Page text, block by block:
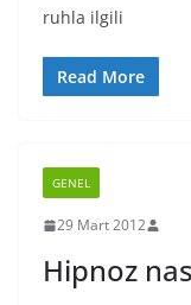
ruhla ilgili
Read More
GENEL
29 Mart 2012
Hipnoz